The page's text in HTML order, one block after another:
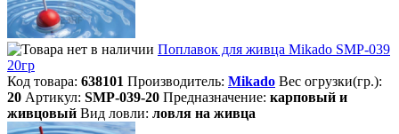
Поплавок для живца Mikado SMP-039
20гр
Код товара: 638101 Производитель: Mikado Вес огрузки(гр.):
20 Артикул: SMP-039-20 Предназначение: карповый и
живцовый Вид ловли: ловля на живца